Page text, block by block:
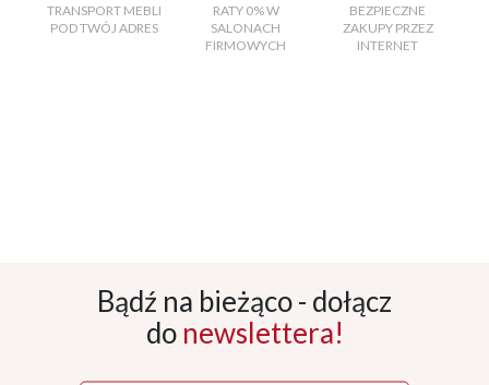
TRANSPORT MEBLI
POD TWÓJ ADRES
RATY 0% W
SALONACH
FIRMOWYCH
BEZPIECZNE
ZAKUPY PRZEZ
INTERNET
Bądź na bieżąco - dołącz
do newslettera!